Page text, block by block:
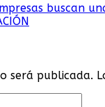
buscan
será publicada.